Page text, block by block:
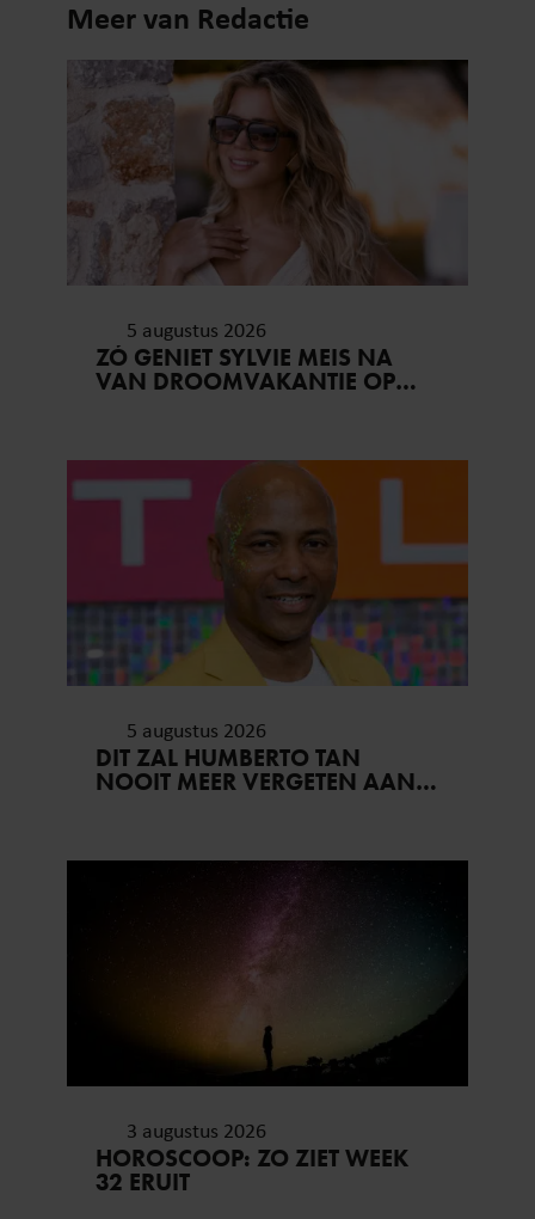
Meer van Redactie
5 augustus 2026
ZÓ GENIET SYLVIE MEIS NA
VAN DROOMVAKANTIE OP
5 augustus 2026
DIT ZAL HUMBERTO TAN
NOOIT MEER VERGETEN AAN
3 augustus 2026
HOROSCOOP: ZO ZIET WEEK
32 ERUIT